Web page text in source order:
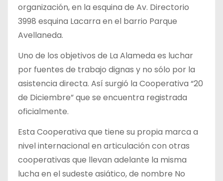
organización, en la esquina de Av. Directorio
3998 esquina Lacarra en el barrio Parque
Avellaneda.
Uno de los objetivos de La Alameda es luchar
por fuentes de trabajo dignas y no sólo por la
asistencia directa. Así surgió la Cooperativa “20
de Diciembre” que se encuentra registrada
oficialmente.
Esta Cooperativa que tiene su propia marca a
nivel internacional en articulación con otras
cooperativas que llevan adelante la misma
lucha en el sudeste asiático, de nombre No